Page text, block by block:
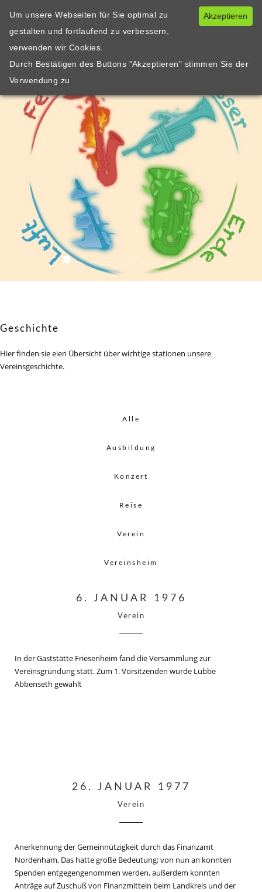
Geschichte
Hier finden sie eien Übersicht über wichtige stationen unsere
Vereinsgeschichte.
Alle
Ausbildung
Konzert
Reise
Verein
Vereinsheim
6. JANUAR 1976
Verein
In der Gaststätte Friesenheim fand die Versammlung zur
Vereinsgründung statt. Zum 1. Vorsitzenden wurde Lübbe
Abbenseth gewählt
26. JANUAR 1977
Verein
Anerkennung der Gemeinnützigkeit durch das Finanzamt
Nordenham. Das hatte große Bedeutung; von nun an konnten
Spenden entgegengenommen werden, außerdem konnten
Anträge auf Zuschuß von Finanzmitteln beim Landkreis und der
Akzeptieren
Um unsere Webseiten für Sie optimal zu
gestalten und fortlaufend zu verbessern,
verwenden wir Cookies.
Durch Bestätigen des Buttons "Akzeptieren" stimmen Sie der
Verwendung zu